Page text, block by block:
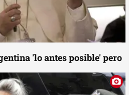
'lo antes posible' pero